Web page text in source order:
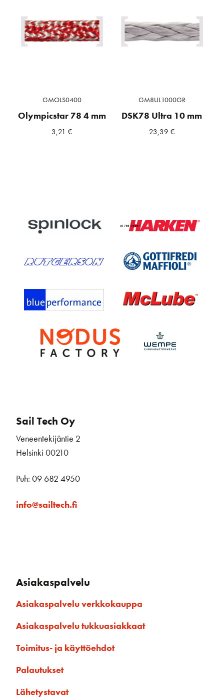
GMOLS0400
Olympicstar 78 4 mm
3,21€
GM8UL1000GR
DSK78 Ultra 10 mm
23,39 €
Sail Tech Oy
Veneentekijäntie 2
Helsinki 00210
Puh: 09 682 4950
info@sailtech.fi
Asiakaspalvelu
Asiakaspalvelu verkkokauppa
Asiakaspalvelu tukkuasiakkaat
Toimitus- ja käyttöehdot
Palautukset
Lähetystavat